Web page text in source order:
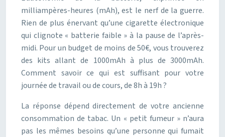
milliampères-heures (mAh), est le nerf de la guerre.
Rien de plus énervant qu’une cigarette électronique
qui clignote « batterie faible » à la pause de l’après-
midi. Pour un budget de moins de 50€, vous trouverez
des kits allant de 1000mAh à plus de 3000mAh.
Comment savoir ce qui est suffisant pour votre
journée de travail ou de cours, de 8h à 19h ?
La réponse dépend directement de votre ancienne
consommation de tabac. Un « petit fumeur » n’aura
pas les mêmes besoins qu’une personne qui fumait